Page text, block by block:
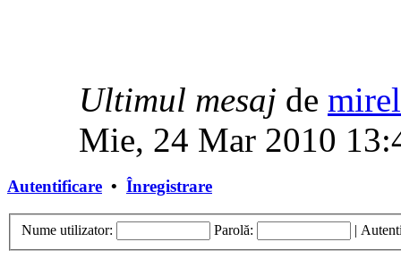
Ultimul mesaj de mirel
Mie, 24 Mar 2010
Autentificare • Înregistrare
Nume utilizator: Parolă: |